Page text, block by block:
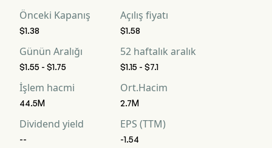
Önceki Kapanış
$1.38
Açılış fiyatı
$1.58
Günün Aralığı
$1.55 - $1.75
52 haftalık aralık
$1.15 - $7.1
İşlem hacmi
44.5M
Ort.Hacim
2.7M
Dividend yield
--
EPS (TTM)
-1.54